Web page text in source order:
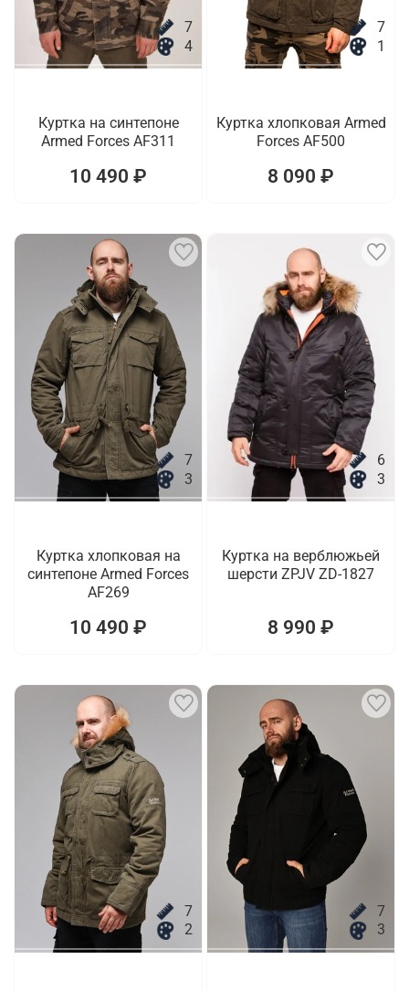
7
4
Куртка на синтепоне
Armed Forces AF311
10 490 ₽
7
1
Куртка хлопковая Armed
Forces AF500
8 090 ₽
7
3
Куртка хлопковая на
синтепоне Armed Forces
AF269
10 490 ₽
6
3
Куртка на верблюжьей
шерсти ZPJV ZD-1827
8 990 ₽
7
2
7
3